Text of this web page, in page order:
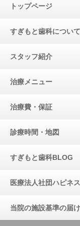
トップページ
すぎもと歯科について
スタッフ紹介
治療メニュー
治療費・保証
診療時間・地図
すぎもと歯科BLOG
医療法人社団ハピネ
当院の施設基準の届